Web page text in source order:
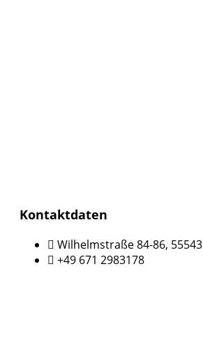
Kontaktdaten
Wilhelmstraße 84-86,
+49 671 2983178